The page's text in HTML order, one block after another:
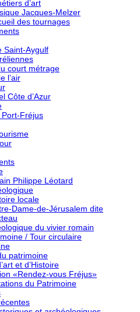
d’art
Jacques-Melzer
des tournages
Saint-Aygulf
court métrage
l’air
Côte d’Azur
Fréjus
Philippe Léotard
locale
Dame-de-Jérusalem dite
du vivier romain
/ Tour circulaire
patrimoine
et d’Histoire
«Rendez-vous Fréjus»
du Patrimoine